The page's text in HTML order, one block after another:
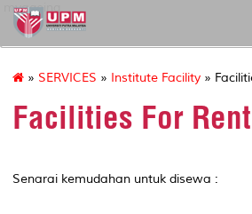
myageing
» SERVICES » Institute Facility »
Facilities For Rent
Senarai kemudahan untuk disewa :